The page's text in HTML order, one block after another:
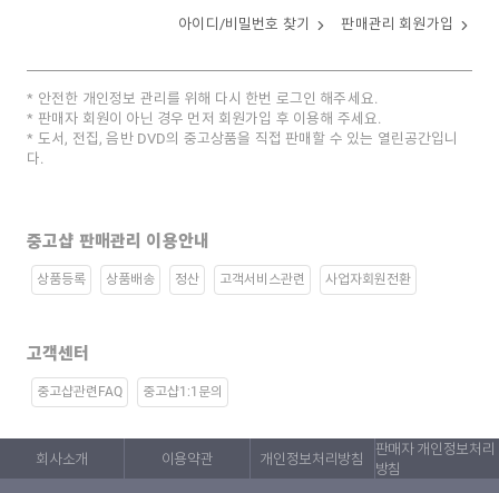
아이디/비밀번호 찾기 판매관리 회원가입
안전한 개인정보 관리를 위해 다시 한번 로그인 해주세요.
판매자 회원이 아닌 경우 먼저 회원가입 후 이용해 주세요.
도서, 전집, 음반 DVD의 중고상품을 직접 판매할 수 있는 열린공간입니
다.
중고샵 판매관리 이용안내
상품등록 상품배송 정산 고객서비스관련 사업자회원전환
고객센터
중고샵관련FAQ 중고샵1:1문의
회사소개 이용약관 개인정보처리방침
판매자 개인정보처리
방침